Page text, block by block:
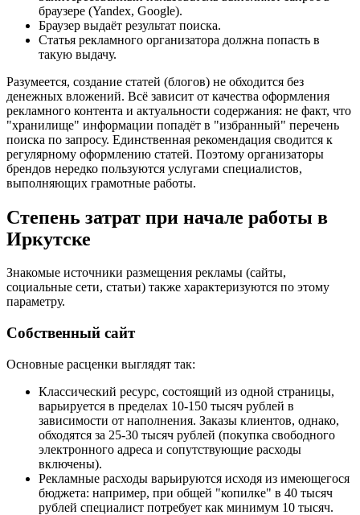
браузере (Yandex, Google).
Браузер выдаёт результат поиска.
Статья рекламного организатора должна попасть в
такую выдачу.
Разумеется, создание статей (блогов) не обходится без
денежных вложений. Всё зависит от качества оформления
рекламного контента и актуальности содержания: не факт, что
"хранилище" информации попадёт в "избранный" перечень
поиска по запросу. Единственная рекомендация сводится к
регулярному оформлению статей. Поэтому организаторы
брендов нередко пользуются услугами специалистов,
выполняющих грамотные работы.
Степень затрат при начале работы в
Иркутске
Знакомые источники размещения рекламы (сайты,
социальные сети, статьи) также характеризуются по этому
параметру.
Собственный сайт
Основные расценки выглядят так:
Классический ресурс, состоящий из одной страницы,
варьируется в пределах 10-150 тысяч рублей в
зависимости от наполнения. Заказы клиентов, однако,
обходятся за 25-30 тысяч рублей (покупка свободного
электронного адреса и сопутствующие расходы
включены).
Рекламные расходы варьируются исходя из имеющегося
бюджета: например, при общей "копилке" в 40 тысяч
рублей специалист потребует как минимум 10 тысяч.